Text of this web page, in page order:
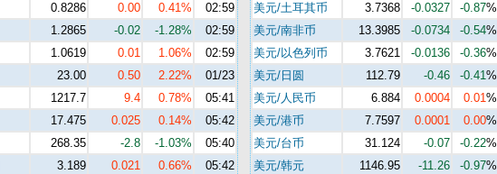
0.8286 0.00 0.41%
02:59
1.2865 -0.02 -1.28%
02:59
1.0619 0.01 1.06%
02:59
23.00 0.50 2.22%
01/23
1217.7 9.4 0.78%
05:41
17.475 0.025 0.14%
05:42
268.35 -2.8 -1.03%
05:40
3.189 0.021 0.66%
05:42
美元/土耳其币
3.7368 -0.0327 -0.87%
美元/南非币
13.3985 -0.0734 -0.54%
美元/以色列币
3.7621 -0.0136 -0.36%
美元/日圆
112.79 -0.46 -0.41%
美元/人民币
6.884 0.0004 0.01%
美元/港币
7.7597 0.0001 0.00%
美元/台币
31.124 -0.07 -0.22%
美元/韩元
1146.95 -11.26 -0.97%